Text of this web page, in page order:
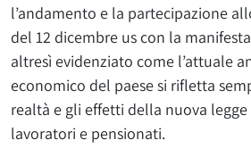
l’andamento e la partecipazione
del 12 dicembre us con la
altresì evidenziato come l’attuale
economico del paese si rifletta
realtà e gli effetti della nuova
lavoratori e pensionati.